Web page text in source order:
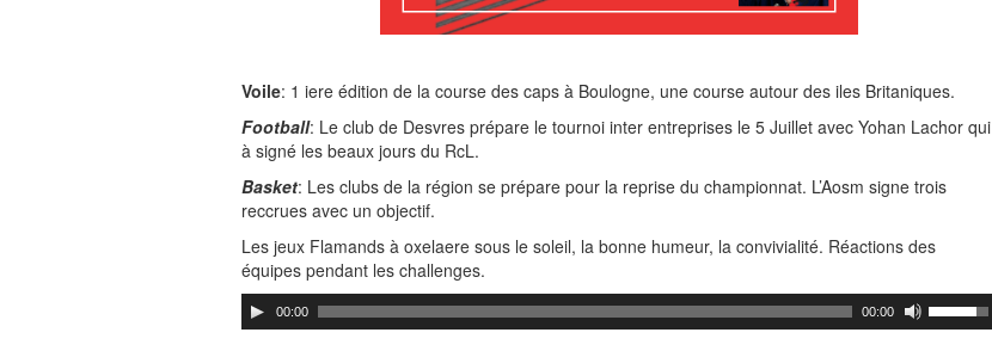
Voile: 1 iere édition de la course des caps à Boulogne, une course autour des iles Britaniques.
Football: Le club de Desvres prépare le tournoi inter entreprises le 5 Juillet avec Yohan Lachor qui
à signé les beaux jours du RcL.
Basket: Les clubs de la région se prépare pour la reprise du championnat. L’Aosm signe trois
reccrues avec un objectif.
Les jeux Flamands à oxelaere sous le soleil, la bonne humeur, la convivialité. Réactions des
équipes pendant les challenges.
00:00 00:00